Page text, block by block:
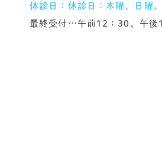
休診日：休診日：木曜、日曜
最終受付…午前12：30、午後